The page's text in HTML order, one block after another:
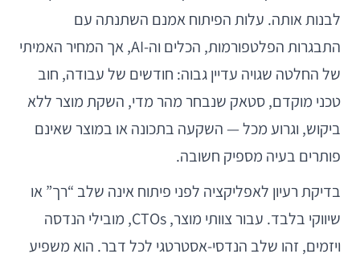
לבנות אותה. עלות הפיתוח אמנם השתנתה עם
התבגרות הפלטפורמות, הכלים וה-AI, אך המחיר האמיתי
של החלטה שגויה עדיין גבוה: חודשים של עבודה, חוב
טכני מוקדם, סטאק שנבחר מהר מדי, השקת מוצר ללא
ביקוש, וגרוע מכל — השקעה בתכונה או במוצר שאינם
פותרים בעיה מספיק חשובה.
בדיקת רעיון לאפליקציה לפני פיתוח אינה שלב “רך” או
שיווקי בלבד. עבור צוותי מוצר, CTOs, מובילי הנדסה
ויזמים, זהו שלב הנדסי-אסטרטגי לכל דבר. הוא משפיע